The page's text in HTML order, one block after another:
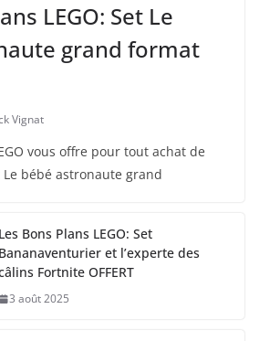
LEGO: Set Le
grand format
Vignat
vous offre pour tout achat de
bébé astronaute grand
Les Bons Plans LEGO: Set
Bananaventurier et l’experte des
Fortnite OFFERT
3 août 2025